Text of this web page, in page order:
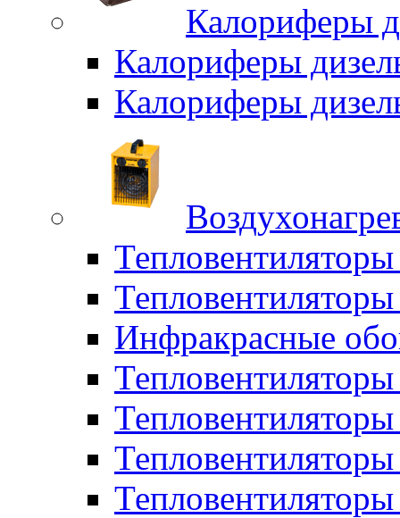
Калориферы
Калориферы
Калориферы
Тепловентиляторы
Инфракрасные